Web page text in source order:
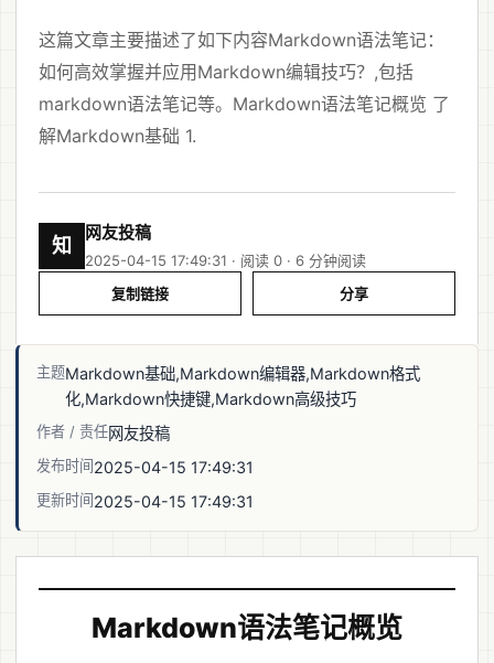
这篇文章主要描述了如下内容Markdown语法笔记：
如何高效掌握并应用Markdown编辑技巧？,包括
markdown语法笔记等。Markdown语法笔记概览 了
解Markdown基础 1.
知
网友投稿
2025-04-15 17:49:31 · 阅读 0 · 6 分钟阅读
复制链接
分享
主题Markdown基础,Markdown编辑器,Markdown格式
化,Markdown快捷键,Markdown高级技巧
作者 / 责任网友投稿
发布时间2025-04-15 17:49:31
更新时间2025-04-15 17:49:31
Markdown语法笔记概览